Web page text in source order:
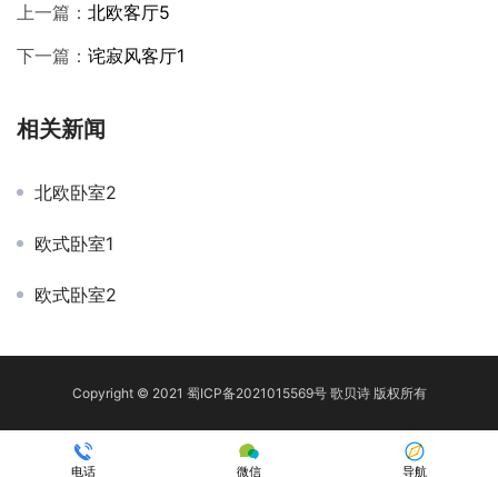
上一篇： 北欧客厅5
下一篇： 诧寂风客厅1
相关新闻
北欧卧室2
欧式卧室1
欧式卧室2
Copyright © 2021 蜀ICP备2021015569号歌贝诗 版权所有
电话 微信 导航